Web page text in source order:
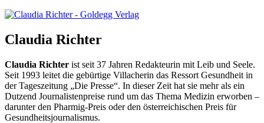
Claudia Richter
Claudia Richter ist seit 37 Jahren Redakteurin mit Leib und Seele.
Seit 1993 leitet die gebürtige Villacherin das Ressort Gesundheit in
der Tageszeitung „Die Presse“. In dieser Zeit hat sie mehr als ein
Dutzend Journalistenpreise rund um das Thema Medizin erworben –
darunter den Pharmig-Preis oder den österreichischen Preis für
Gesundheitsjournalismus.